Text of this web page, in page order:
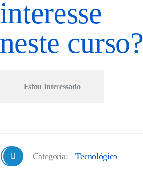
interesse
neste curso?
Estou Interessado
Categoria: Tecnológico